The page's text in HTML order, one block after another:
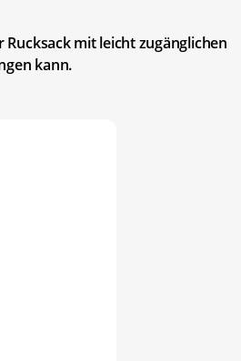
mit leicht zugänglichen
kann.